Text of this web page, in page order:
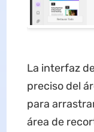
La interfaz
preciso del
para
área de